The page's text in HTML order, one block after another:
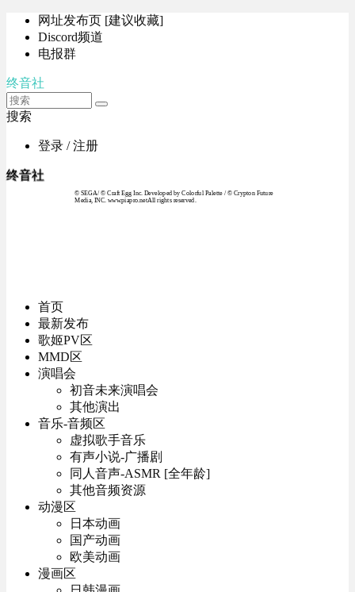
网址发布页 [建议收藏]
Discord频道
电报群
终音社
搜索
登录 / 注册
终音社
© SEGA / © Craft Egg Inc. Developed by Colorful Palette / © Crypton Future
Media, INC. www.piapro.netAll rights reserved.
首页
最新发布
歌姬PV区
MMD区
演唱会
初音未来演唱会
其他演出
音乐-音频区
虚拟歌手音乐
有声小说-广播剧
同人音声-ASMR [全年龄]
其他音频资源
动漫区
日本动画
国产动画
欧美动画
漫画区